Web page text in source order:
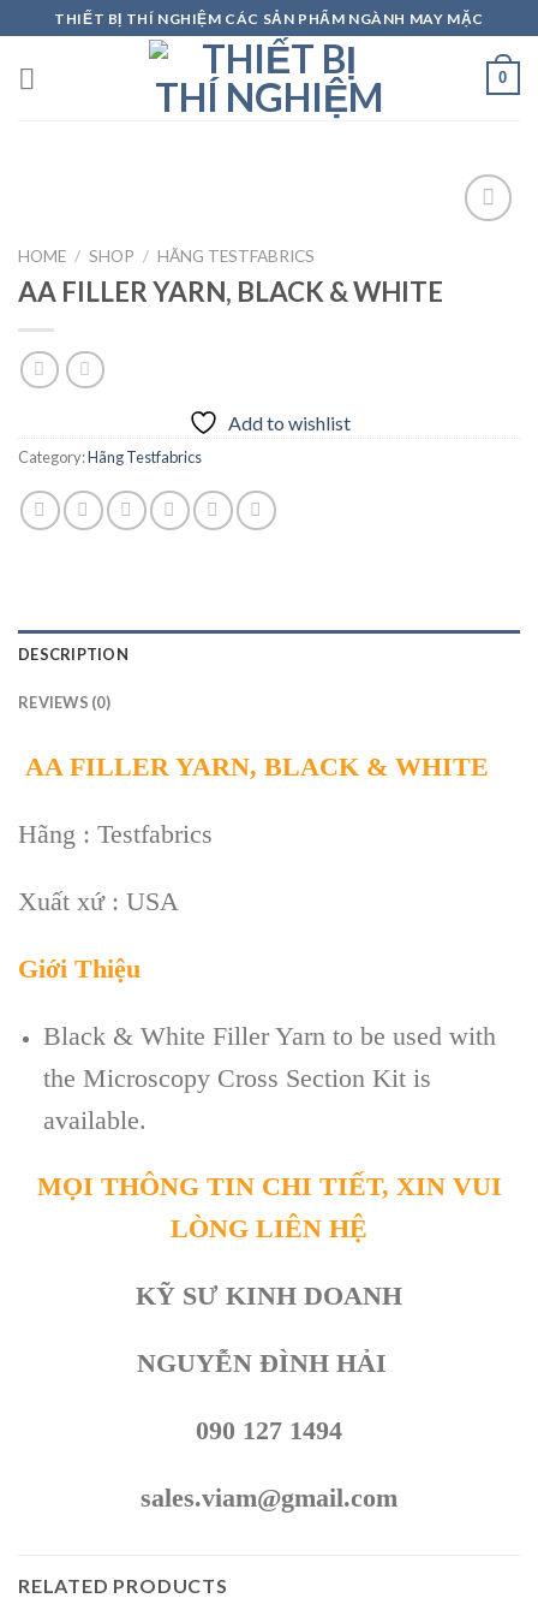
to
content
THIẾT BỊ THÍ NGHIỆM CÁC SẢN PHẨM NGÀNH MAY MẶC
0
HOME / SHOP / HÃNG TESTFABRICS
AA FILLER YARN, BLACK & WHITE
Add to wishlist
Category:Hãng Testfabrics
DESCRIPTION
REVIEWS (0)
AA FILLER YARN, BLACK & WHITE
Hãng : Testfabrics
Xuất xứ : USA
Giới Thiệu
Black & White Filler Yarn to be used with
the Microscopy Cross Section Kit is
available.
MỌI THÔNG TIN CHI TIẾT, XIN VUI
LÒNG LIÊN HỆ
KỸ SƯ KINH DOANH
NGUYỄN ĐÌNH HẢI
090 127 1494
sales.viam@gmail.com
RELATED PRODUCTS